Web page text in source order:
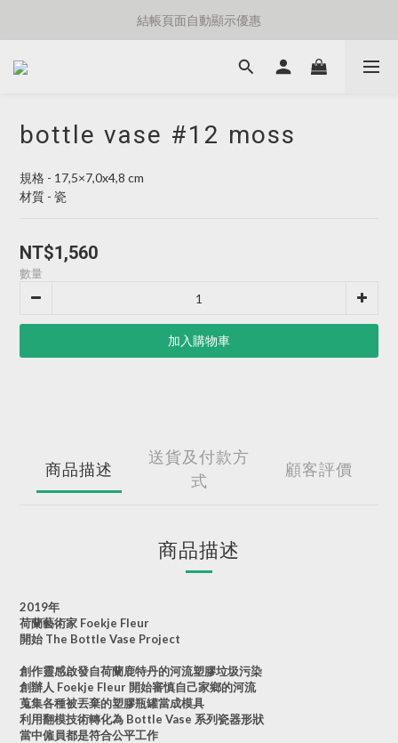
⚡️額外8折消費滿千免運費⚡️
結帳頁面自動顯示優惠
⚡️額外8折消費滿千免運費⚡️
bottle vase #12 moss
規格 - 17,5×7,0x4,8 cm
材質 - 瓷
NT$1,560
數量
加入購物車
商品描述
送貨及付款方
式
顧客評價
商品描述
2019年
荷蘭藝術家 Foekje Fleur
開始 The Bottle Vase Project
創作靈感啟發自荷蘭鹿特丹的河流塑膠垃圾污染
創辦人 Foekje Fleur 開始審慎自己家鄉的河流
蒐集各種被丟棄的塑膠瓶罐當成模具
利用翻模技術轉化為 Bottle Vase 系列瓷器形狀
當中僱員都是符合公平工作